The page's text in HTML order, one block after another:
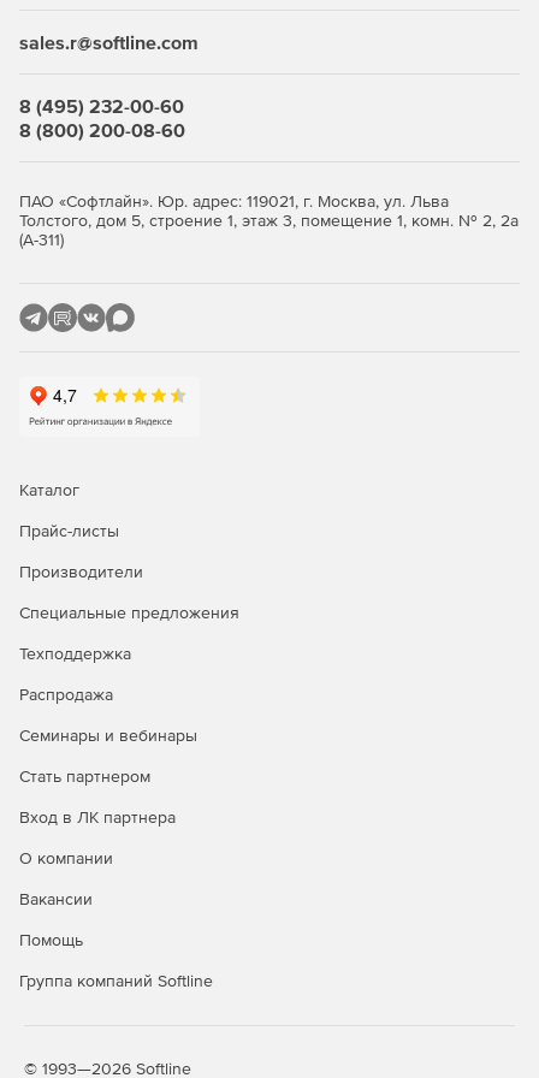
Enterprise Security Suite или экономичных комплектов Dr.
Web для малого и среднего бизнеса (5-50 ПК).
sales.r@softline.com
8 (495) 232-00-60
8 (800) 200-08-60
ПАО «Софтлайн». Юр. адрес: 119021, г. Москва, ул. Льва
Толстого, дом 5, строение 1, этаж 3, помещение 1, комн. № 2, 2а
(А-311)
Каталог
Прайс-листы
Производители
Специальные предложения
Техподдержка
Распродажа
Семинары и вебинары
Стать партнером
Вход в ЛК партнера
О компании
Вакансии
Помощь
Группа компаний Softline
© 1993—2026 Softline